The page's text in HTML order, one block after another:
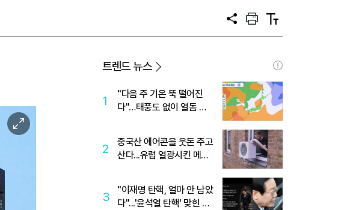
공
프
트
텍
트
이
미
확
트렌드 뉴스
1
"다음 주 기온 뚝 떨어진
다"…태풍도 없이 열돔 박
2
중국산 에어콘을 웃돈 주고
산다...유럽 열광시킨 메이
3
"이재명 탄핵, 얼마 안 남았
다"...'윤석열 탄핵' 맞힌 무